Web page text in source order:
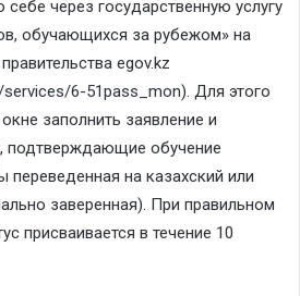
себе через государственную услугу
обучающихся за рубежом» на
egov.kz
6-51pass_mon). Для этого
заполнить заявление и
подтверждающие обучение
переведенная на казахский или
заверенная). При правильном
присваивается в течение 10